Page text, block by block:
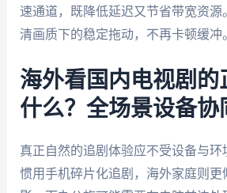
速通道，既降低延迟又节省带宽资源
清画质下的稳定拖动，不再卡顿缓冲
海外看国内电视剧的
什么？全场景设备协
真正自然的追剧体验应不受设备与环
惯用手机碎片化追剧，海外家庭则更